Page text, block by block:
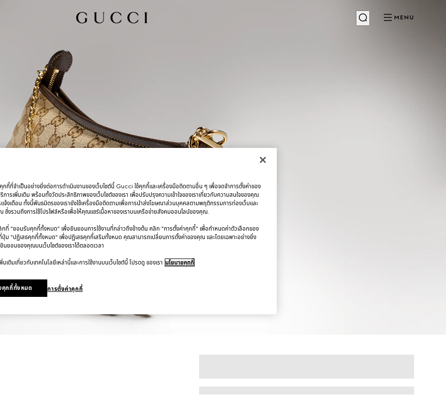
MENU
กกี้ที่จำเป็นอย่างยิ่งต่อการดำเนินงานของเว็บไซต์นี้ Gucci ใช้คุกกี้และเครื่องมือติดตามอื่น ๆ เพื่อจดจำการตั้งค่าของ
การเพิ่มเติม พร้อมทั้งวัดประสิทธิภาพของเว็บไซต์ของเรา เพื่อปรับปรุงความเข้าใจของเราเกี่ยวกับความสนใจของคุณ
แจ้งเตือน ทั้งนี้พันธมิตรของเรายังใช้เครื่องมือติดตามเพื่อการนำส่งโฆษณาส่วนบุคคลตามพฤติกรรมการท่องเว็บและ
ซึ่งรวมถึงการใช้โปรไฟล์หรือเพื่อให้คุณแชร์เนื้อหาของเราบนเครือข่ายสังคมออนไลน์ของคุณ.
ที่ "ยอมรับคุกกี้ทั้งหมด" เพื่อยินยอมการใช้งานที่กล่าวถึงข้างต้น คลิก "การตั้งค่าคุกกี้" เพื่อกำหนดค่าตัวเลือกของ
ม "ปฏิเสธคุกกี้ทั้งหมด" เพื่อปฏิเสธคุกกี้เสริมทั้งหมด คุณสามารถเปลี่ยนการตั้งค่าของคุณ และโดยเฉพาะอย่างยิ่ง
นยอมของคุณบนเว็บไซต์ของเราได้ตลอดเวลา
เติมเกี่ยวกับเทคโนโลยีเหล่านี้และการใช้งานบนเว็บไซต์นี้ โปรดดู ของเรา นโยบายคุกกี้
การตั้งค่าคุกกี้
คุกกี้ทั้งหมด